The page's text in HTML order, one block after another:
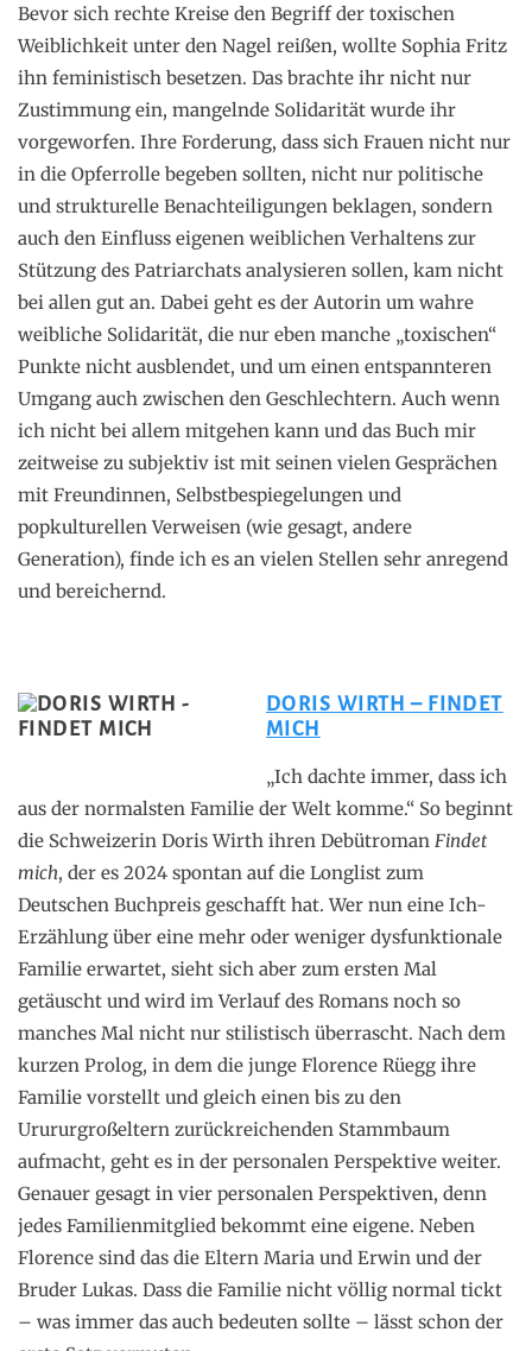
Bevor sich rechte Kreise den Begriff der toxischen
Weiblichkeit unter den Nagel reißen, wollte Sophia Fritz
ihn feministisch besetzen. Das brachte ihr nicht nur
Zustimmung ein, mangelnde Solidarität wurde ihr
vorgeworfen. Ihre Forderung, dass sich Frauen nicht nur
in die Opferrolle begeben sollten, nicht nur politische
und strukturelle Benachteiligungen beklagen, sondern
auch den Einfluss eigenen weiblichen Verhaltens zur
Stützung des Patriarchats analysieren sollen, kam nicht
bei allen gut an. Dabei geht es der Autorin um wahre
weibliche Solidarität, die nur eben manche „toxischen“
Punkte nicht ausblendet, und um einen entspannteren
Umgang auch zwischen den Geschlechtern. Auch wenn
ich nicht bei allem mitgehen kann und das Buch mir
zeitweise zu subjektiv ist mit seinen vielen Gesprächen
mit Freundinnen, Selbstbespiegelungen und
popkulturellen Verweisen (wie gesagt, andere
Generation), finde ich es an vielen Stellen sehr anregend
und bereichernd.
DORIS WIRTH – FINDET
MICH
„Ich dachte immer, dass ich
aus der normalsten Familie der Welt komme.“ So beginnt
die Schweizerin Doris Wirth ihren Debütroman Findet
mich, der es 2024 spontan auf die Longlist zum
Deutschen Buchpreis geschafft hat. Wer nun eine Ich-
Erzählung über eine mehr oder weniger dysfunktionale
Familie erwartet, sieht sich aber zum ersten Mal
getäuscht und wird im Verlauf des Romans noch so
manches Mal nicht nur stilistisch überrascht. Nach dem
kurzen Prolog, in dem die junge Florence Rüegg ihre
Familie vorstellt und gleich einen bis zu den
Urururgroßeltern zurückreichenden Stammbaum
aufmacht, geht es in der personalen Perspektive weiter.
Genauer gesagt in vier personalen Perspektiven, denn
jedes Familienmitglied bekommt eine eigene. Neben
Florence sind das die Eltern Maria und Erwin und der
Bruder Lukas. Dass die Familie nicht völlig normal tickt
– was immer das auch bedeuten sollte – lässt schon der